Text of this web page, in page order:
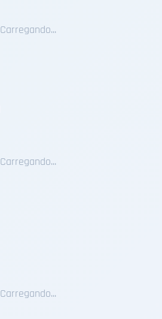
Carregando...
Carregando...
Carregando...